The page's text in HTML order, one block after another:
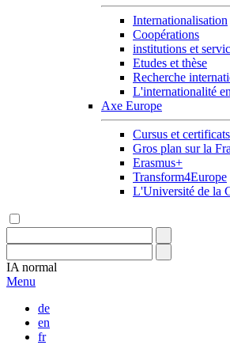
Internationalisation
Coopérations
institutions et
Etudes et thèse
Recherche
L'internationalité
Axe Europe
Cursus et certificats
Gros plan sur la
Erasmus+
Transform4Europe
L'Université de la
IA normal
Menu
de
en
fr